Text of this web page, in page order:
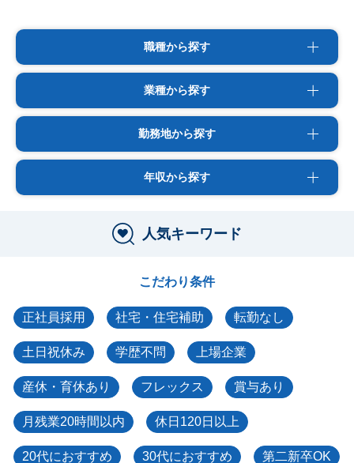
職種から探す
業種から探す
勤務地から探す
年収から探す
人気キーワード
こだわり条件
正社員採用 社宅・住宅補助 転勤なし
土日祝休み 学歴不問 上場企業
産休・育休あり フレックス 賞与あり
月残業20時間以内 休日120日以上
20代におすすめ 30代におすすめ 第二新卒OK